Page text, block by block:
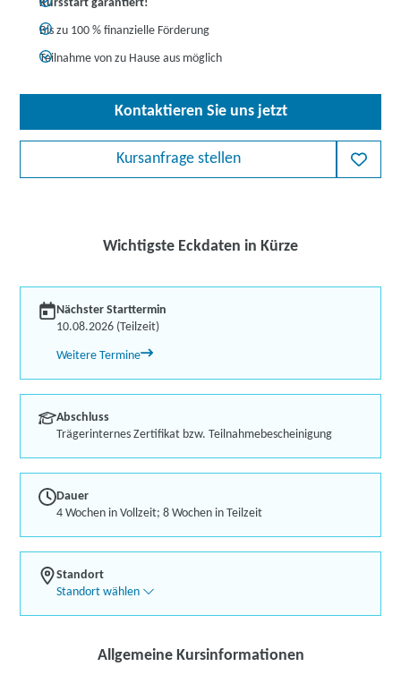
Kursstart garantiert!
Bis zu 100 % finanzielle Förderung
Teilnahme von zu Hause aus möglich
Kontaktieren Sie uns jetzt
Kursanfrage stellen
Wichtigste Eckdaten in Kürze
Nächster Starttermin
10.08.2026 (Teilzeit)
Weitere Termine
Abschluss
Trägerinternes Zertifikat bzw. Teilnahmebescheinigung
Dauer
4 Wochen in Vollzeit; 8 Wochen in Teilzeit
Standort
Standort wählen
Allgemeine Kursinformationen